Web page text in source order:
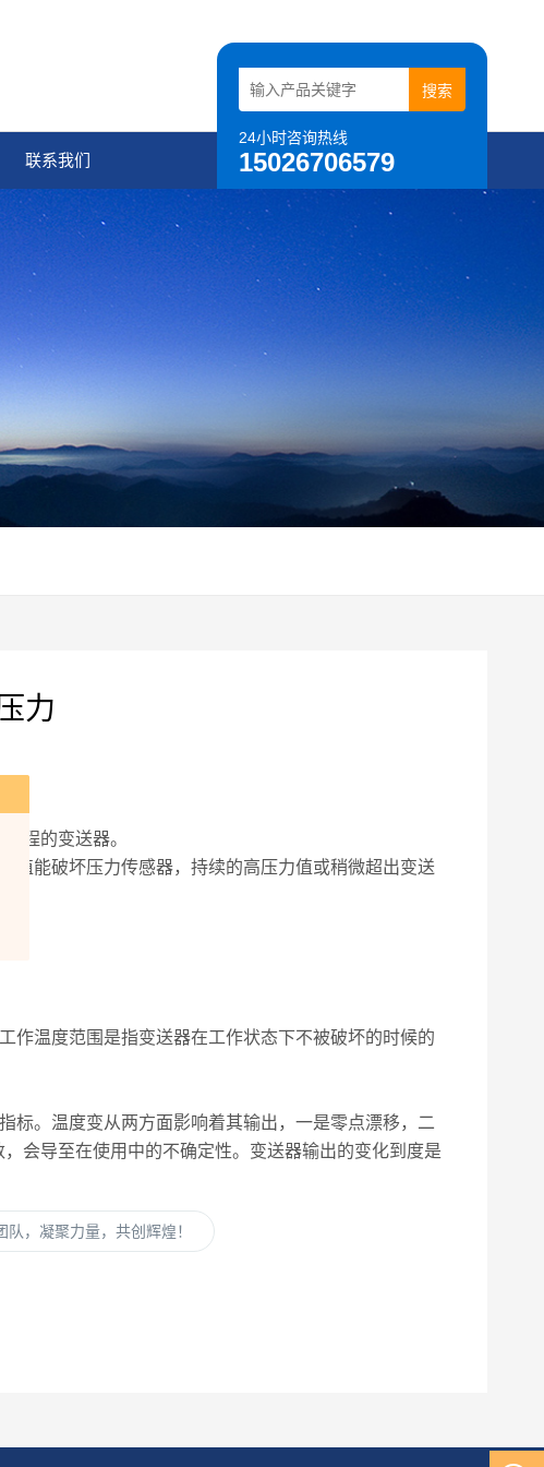
24小时咨询热线
15026706579
联系我们
力
程的变送器。
能破坏压力传感器，持续的高压力值或稍微超出变送
温度范围是指变送器在工作状态下不被破坏的时候的
。温度变从两方面影响着其输出，一是零点漂移，二
会导至在使用中的不确定性。变送器输出的变化到度是
队，凝聚力量，共创辉煌！